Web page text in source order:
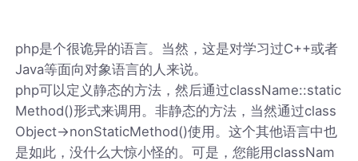
php是个很诡异的语言。当然，这是对学习过C++或者
Java等面向对象语言的人来说。
php可以定义静态的方法，然后通过className::static
Method()形式来调用。非静态的方法，当然通过class
Object->nonStaticMethod()使用。这个其他语言中也
是如此，没什么大惊小怪的。可是，您能用classNam